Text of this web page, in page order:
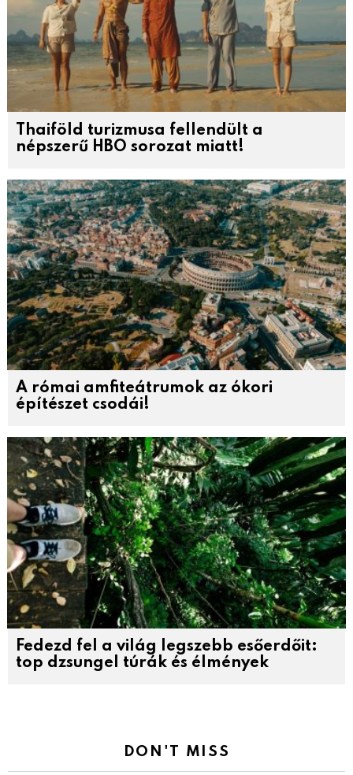
Thaiföld turizmusa fellendült a
népszerű HBO sorozat miatt!
A római amfiteátrumok az ókori
építészet csodái!
Fedezd fel a világ legszebb esőerdőit:
top dzsungel túrák és élmények
DON'T MISS